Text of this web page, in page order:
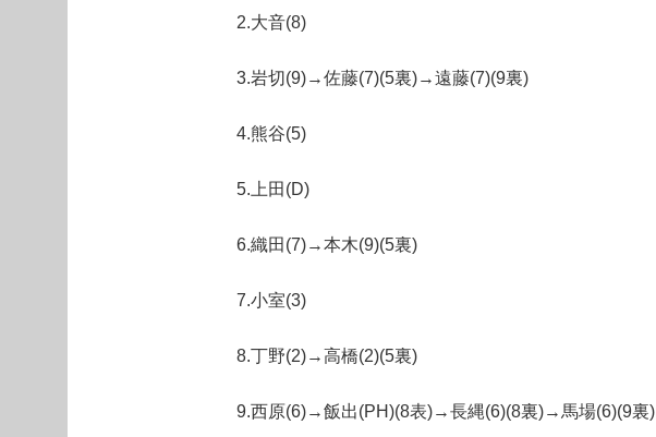
2.大音(8)
3.岩切(9)→佐藤(7)(5裏)→遠藤(7)(9裏)
4.熊谷(5)
5.上田(D)
6.織田(7)→本木(9)(5裏)
7.小室(3)
8.丁野(2)→高橋(2)(5裏)
9.西原(6)→飯出(PH)(8表)→長縄(6)(8裏)→馬場(6)(9裏)